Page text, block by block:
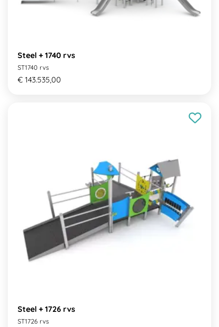
Steel + 1740 rvs
ST1740 rvs
€ 143.535,00
Steel + 1726 rvs
ST1726 rvs